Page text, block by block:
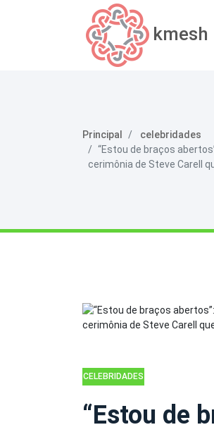
kmesh
Principal
celebridades
“Estou de braços
cerimônia de Steve Carell
CELEBRIDADES
“Estou de